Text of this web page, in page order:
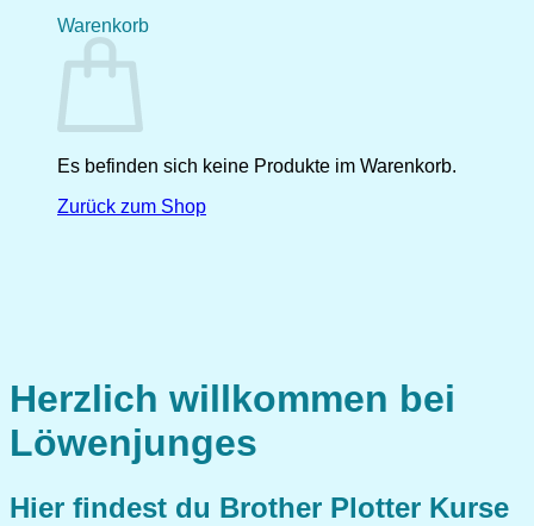
Warenkorb
Es befinden sich keine Produkte im Warenkorb.
Zurück zum Shop
Herzlich willkommen bei
Löwenjunges
Hier findest du Brother Plotter Kurse